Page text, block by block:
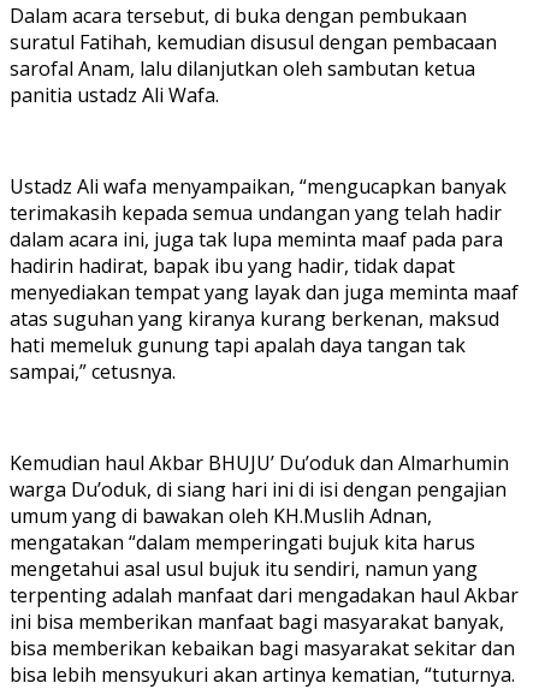
Dalam acara tersebut, di buka dengan pembukaan
suratul Fatihah, kemudian disusul dengan pembacaan
sarofal Anam, lalu dilanjutkan oleh sambutan ketua
panitia ustadz Ali Wafa.
Ustadz Ali wafa menyampaikan, “mengucapkan banyak
terimakasih kepada semua undangan yang telah hadir
dalam acara ini, juga tak lupa meminta maaf pada para
hadirin hadirat, bapak ibu yang hadir, tidak dapat
menyediakan tempat yang layak dan juga meminta maaf
atas suguhan yang kiranya kurang berkenan, maksud
hati memeluk gunung tapi apalah daya tangan tak
sampai,” cetusnya.
Kemudian haul Akbar BHUJU’ Du’oduk dan Almarhumin
warga Du’oduk, di siang hari ini di isi dengan pengajian
umum yang di bawakan oleh KH.Muslih Adnan,
mengatakan “dalam memperingati bujuk kita harus
mengetahui asal usul bujuk itu sendiri, namun yang
terpenting adalah manfaat dari mengadakan haul Akbar
ini bisa memberikan manfaat bagi masyarakat banyak,
bisa memberikan kebaikan bagi masyarakat sekitar dan
bisa lebih mensyukuri akan artinya kematian, “tuturnya.